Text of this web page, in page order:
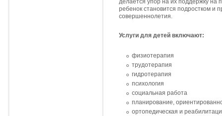
делается упор на их поддержку на
ребенок становится подростком и
совершеннолетия.
Услуги для детей включают:
физиотерапия
трудотерапия
гидротерапия
психология
социальная работа
планирование,
ортопедическая и